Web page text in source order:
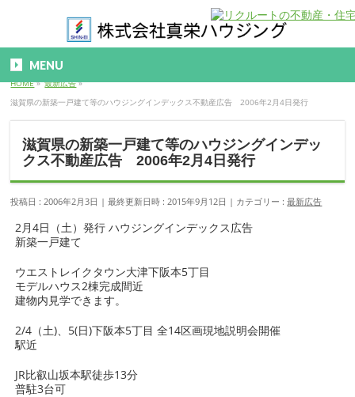
MENU
HOME» 最新広告»
滋賀県の新築一戸建て等のハウジングインデックス不動産広告 2006年2月4日発行
滋賀県の新築一戸建て等のハウジングインデッ
クス不動産広告 2006年2月4日発行
投稿日 : 2006年2月3日 最終更新日時 : 2015年9月12日 カテゴリー :最新広告
2月4日（土）発行 ハウジングインデックス広告
新築一戸建て
ウエストレイクタウン大津下阪本5丁目
モデルハウス2棟完成間近
建物内見学できます。
2/4（土)、5(日)下阪本5丁目 全14区画現地説明会開催
駅近
JR比叡山坂本駅徒歩13分
普駐3台可